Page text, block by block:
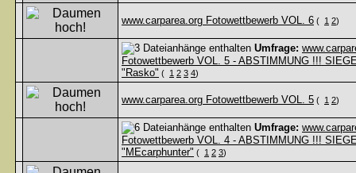
www.carparea.org Fotowettbewerb VOL. 6 ( 1 2)
Umfrage:
Fotowettbewerb VOL. 5 - ABSTIMMUNG !!!
"Rasko" ( 1 2 3 4)
www.carparea.org Fotowettbewerb VOL. 5 ( 1 2)
Umfrage:
Fotowettbewerb VOL. 4 - ABSTIMMUNG !!!
"MEcarphunter" ( 1 2 3)